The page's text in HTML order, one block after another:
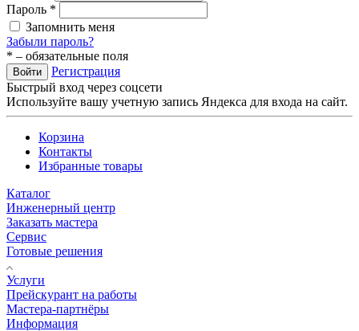
Пароль *
Запомнить меня
Забыли пароль?
* – обязательные поля
Войти
Регистрация
Быстрый вход через соцсети
Используйте вашу учетную запись Яндекса для входа на сайт.
Корзина
Контакты
Избранные товары
Каталог
Инженерный центр
Заказать мастера
Сервис
Готовые решения
Услуги
Прейскурант на работы
Мастера-партнёры
Информация